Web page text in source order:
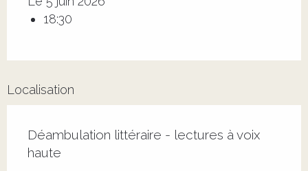
18:30
Localisation
Déambulation littéraire - lectures à voix
haute